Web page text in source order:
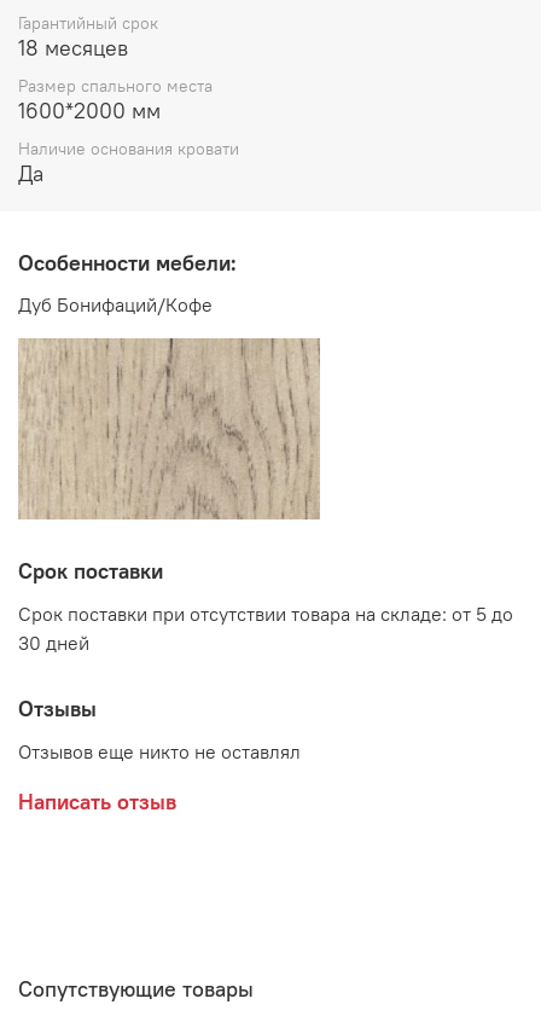
Основание: ортопедическое, разборное
Мебельная фабрика МебельГрад
Гарантийный срок
18 месяцев
Размер спального места
1600*2000 мм
Наличие основания кровати
Да
Особенности мебели:
Дуб Бонифаций/Кофе
Срок поставки
Срок поставки при отсутствии товара на складе: от 5 до
30 дней
Отзывы
Отзывов еще никто не оставлял
Написать отзыв
Сопутствующие товары